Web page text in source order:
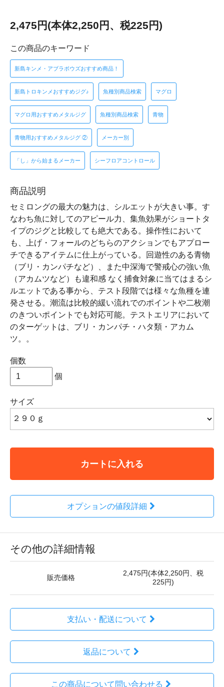
2,475円(本体2,250円、税225円)
この商品のキーワード
新島キンメ・アブラボウズおすすめ商品！
新島トロキンメおすすめジグ♪ 魚種別商品検索 マグロ
マグロ用おすすめメタルジグ 魚種別商品検索 青物
青物用おすすめメタルジグ ② メーカー別
「し」から始まるメーカー シーフロアコントロール
商品説明
セミロングの最大の魅力は、シルエットが大きい事。す
なわち魚に対してのアピール力、集魚効果がショートタ
イプのジグと比較しても絶大である。操作性において
も、上げ・フォールのどちらのアクションでもアプロー
チできるアイテムに仕上がっている。回遊性のある青物
（ブリ・カンパチなど）、また中深海で警戒心の強い魚
（アカムツなど）も違和感 なく捕食対象に当てはまるシ
ルエットである事から、テスト段階では様々な魚種を連
発させる。潮流は比較的緩い流れでのポイントや二枚潮
のきついポイントでも対応可能。テストエリアにおいて
のターゲットは、ブリ・カンパチ・ハタ類・アカム
ツ。。
個数
個
サイズ
カートに入れる
オプションの値段詳細
その他の詳細情報
販売価格
2,475円(本体2,250円、税
225円)
支払い・配送について
返品について
この商品について問い合わせる